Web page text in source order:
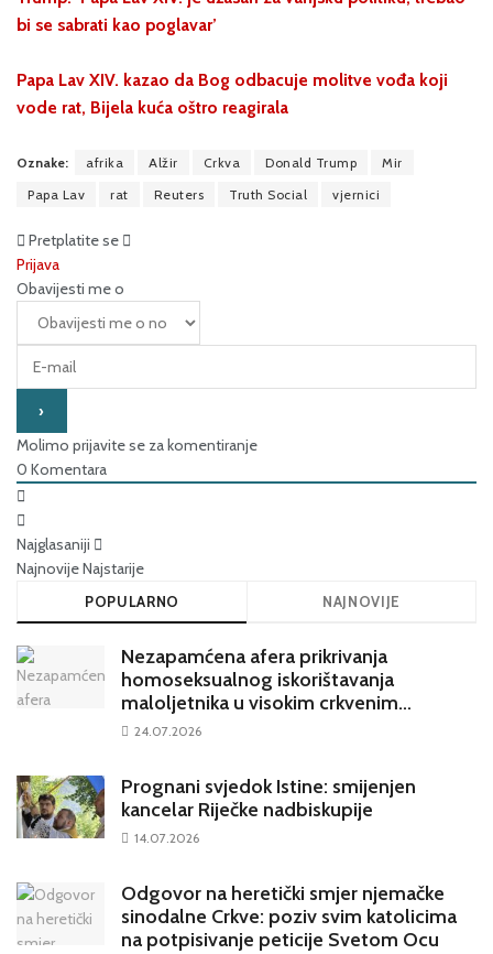
bi se sabrati kao poglavar’
Papa Lav XIV. kazao da Bog odbacuje molitve vođa koji
vode rat, Bijela kuća oštro reagirala
Oznake: afrika Alžir Crkva Donald Trump
Mir
Papa Lav
rat Reuters Truth Social vjernici
Pretplatite se
Prijava
Obavijesti me o
Molimo prijavite se za komentiranje
0 Komentara
Najglasaniji
NajnovijeNajstarije
POPULARNO NAJNOVIJE
Nezapamćena afera prikrivanja
homoseksualnog iskorištavanja
maloljetnika u visokim crkvenim
krugovima potresa Hrvatsku
24.07.2026
Prognani svjedok Istine: smijenjen
kancelar Riječke nadbiskupije
14.07.2026
Odgovor na heretički smjer njemačke
sinodalne Crkve: poziv svim katolicima
na potpisivanje peticije Svetom Ocu